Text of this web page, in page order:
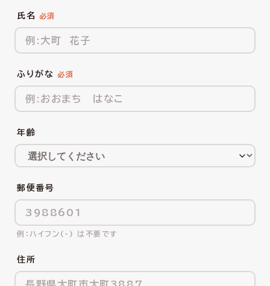
氏名
ふりがな
年齢
郵便番号
ハイフン(-) は不要です
住所